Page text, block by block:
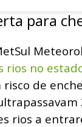
para
rios no
risco de
rios a